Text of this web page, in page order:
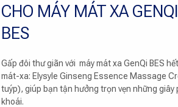
CHO MÁY MÁT XA GENQI
BES
Gấp đôi thư giãn với máy mát xa GenQi BES
mát-xa: Elysyle Ginseng Essence Massage
tuýp), giúp bạn tận hưởng trọn vẹn những giây
khoái.